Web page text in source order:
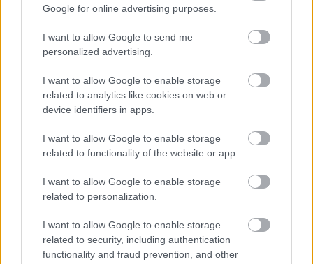
Google for online advertising purposes.
I want to allow Google to send me
personalized advertising.
I want to allow Google to enable storage
related to analytics like cookies on web or
device identifiers in apps.
I want to allow Google to enable storage
related to functionality of the website or app.
I want to allow Google to enable storage
related to personalization.
I want to allow Google to enable storage
related to security, including authentication
functionality and fraud prevention, and other
KICSERÉLTÉK A GYŐRI KÓRHÁZBAN
MEGHIBÁSODOTT TRANSZFORMÁTORT
Megkezdték az elhalasztott egészségügyi ellátásokat.